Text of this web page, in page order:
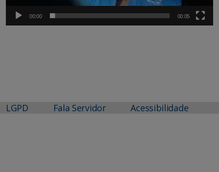
00:00 00:05
LGPD Fala Servidor Acessibilidade